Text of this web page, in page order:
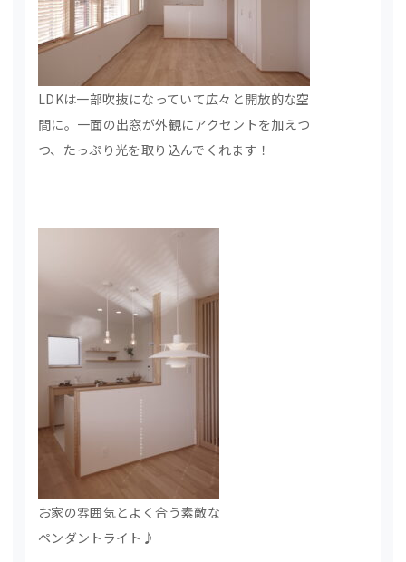
LDKは一部吹抜になっていて広々と開放的な空
間に。一面の出窓が外観にアクセントを加えつ
つ、たっぷり光を取り込んでくれます！
お家の雰囲気とよく合う素敵な
ペンダントライト♪